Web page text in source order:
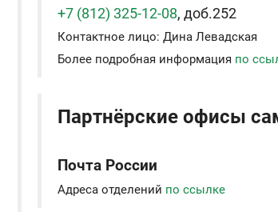
+7 (812) 325-12-08, доб.252
Контактное лицо: Дина Левадская
Более подробная информация по
Партнёрские офисы
Почта России
Адреса отделений по ссылке